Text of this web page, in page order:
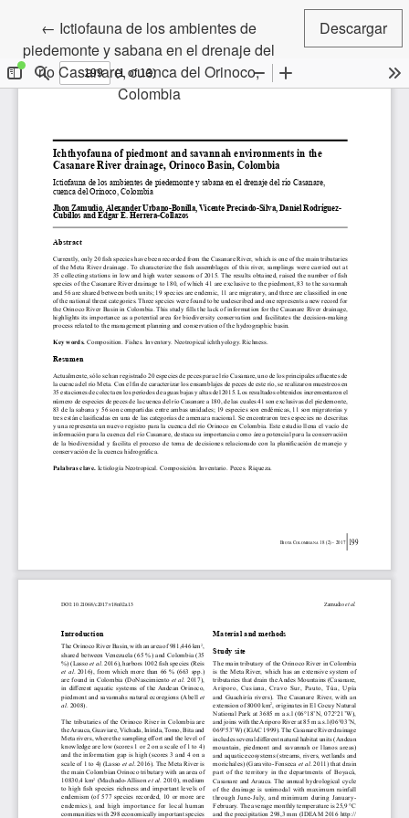
← Volver a los detalles del artículo
Ictiofauna de los ambientes de
piedemonte y sabana en el drenaje del
río Casanare, cuenca del Orinoco,
Colombia
Descargar